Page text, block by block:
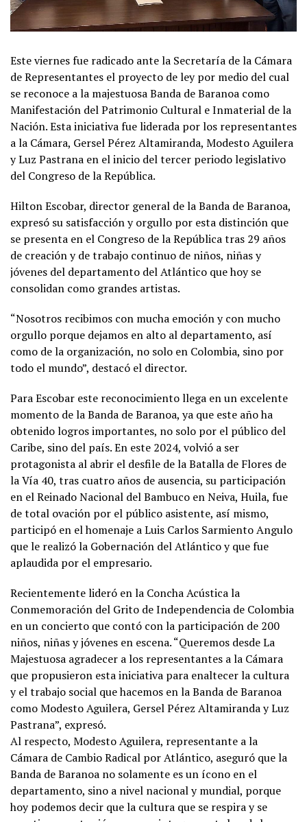
Este viernes fue radicado ante la Secretaría de la Cámara
de Representantes el proyecto de ley por medio del cual
se reconoce a la majestuosa Banda de Baranoa como
Manifestación del Patrimonio Cultural e Inmaterial de la
Nación. Esta iniciativa fue liderada por los representantes
a la Cámara, Gersel Pérez Altamiranda, Modesto Aguilera
y Luz Pastrana en el inicio del tercer periodo legislativo
del Congreso de la República.
Hilton Escobar, director general de la Banda de Baranoa,
expresó su satisfacción y orgullo por esta distinción que
se presenta en el Congreso de la República tras 29 años
de creación y de trabajo continuo de niños, niñas y
jóvenes del departamento del Atlántico que hoy se
consolidan como grandes artistas.
“Nosotros recibimos con mucha emoción y con mucho
orgullo porque dejamos en alto al departamento, así
como de la organización, no solo en Colombia, sino por
todo el mundo”, destacó el director.
Para Escobar este reconocimiento llega en un excelente
momento de la Banda de Baranoa, ya que este año ha
obtenido logros importantes, no solo por el público del
Caribe, sino del país. En este 2024, volvió a ser
protagonista al abrir el desfile de la Batalla de Flores de
la Vía 40, tras cuatro años de ausencia, su participación
en el Reinado Nacional del Bambuco en Neiva, Huila, fue
de total ovación por el público asistente, así mismo,
participó en el homenaje a Luis Carlos Sarmiento Angulo
que le realizó la Gobernación del Atlántico y que fue
aplaudida por el empresario.
Recientemente lideró en la Concha Acústica la
Conmemoración del Grito de Independencia de Colombia
en un concierto que contó con la participación de 200
niños, niñas y jóvenes en escena. “Queremos desde La
Majestuosa agradecer a los representantes a la Cámara
que propusieron esta iniciativa para enaltecer la cultura
y el trabajo social que hacemos en la Banda de Baranoa
como Modesto Aguilera, Gersel Pérez Altamiranda y Luz
Pastrana”, expresó.
Al respecto, Modesto Aguilera, representante a la
Cámara de Cambio Radical por Atlántico, aseguró que la
Banda de Baranoa no solamente es un ícono en el
departamento, sino a nivel nacional y mundial, porque
hoy podemos decir que la cultura que se respira y se